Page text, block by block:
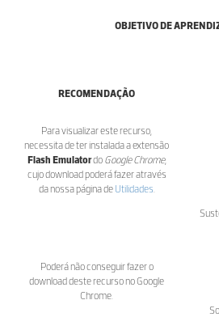
OBJETIVO DE
RECOMENDAÇÃO
Para visualizar este recurso,
necessita de ter instalada a extensão
Flash Emulatordo Google Chrome,
cujo download poderá fazer através
da nossa página de Utilidades
Poderá não conseguir fazer o
download deste recurso no Google
Chrome.